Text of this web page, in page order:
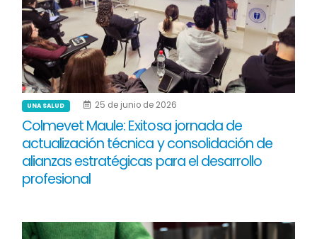
UNA SALUD 25 de junio de 2026
Colmevet Maule: Exitosa jornada de
actualización técnica y consolidación de
alianzas estratégicas para el desarrollo
profesional